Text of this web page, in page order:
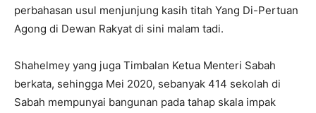
perbahasan usul menjunjung kasih titah Yang Di-Pertuan
Agong di Dewan Rakyat di sini malam tadi.
Shahelmey yang juga Timbalan Ketua Menteri Sabah
berkata, sehingga Mei 2020, sebanyak 414 sekolah di
Sabah mempunyai bangunan pada tahap skala impak